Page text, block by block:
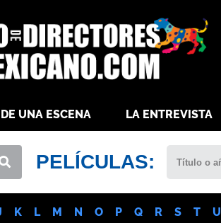
UNA ESCENA LA ENTREVISTA
PELÍCULAS:
K L M N O P Q R S T U